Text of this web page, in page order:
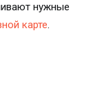
нужные
карте.